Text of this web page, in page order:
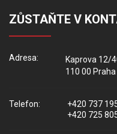
ZŮSTAŇTE V
Adresa:
Kaprova 12/
110 00 Praha
Telefon: +420 737
+420 725